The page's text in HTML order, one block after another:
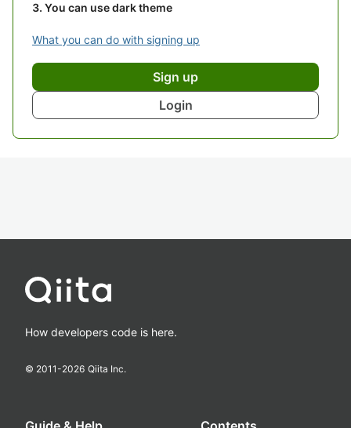
You can use dark theme
What you can do with signing up
Sign up
Login
How developers code is here.
© 2011-2026 Qiita Inc.